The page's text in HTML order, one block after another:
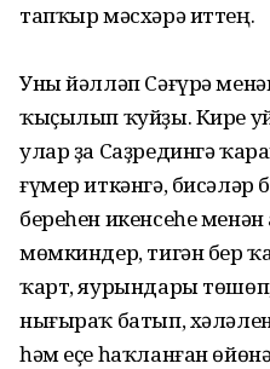
тапҡыр мәсхәрә иттең.
Уны йәлләп Сәғүрә
ҡыҫылып ҡуйҙы. Кире
улар ҙа Саҙредингә
ғүмер иткәнгә,
береһен икенсеһе
мөмкиндер, тигән бер
ҡарт, яурындары
нығыраҡ батып,
һәм еҫе һаҡланған